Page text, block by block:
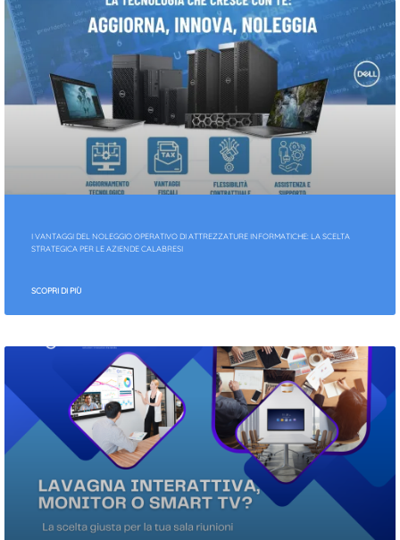
I VANTAGGI DEL NOLEGGIO OPERATIVO DI ATTREZZATURE INFORMATICHE: LA SCELTA
STRATEGICA PER LE AZIENDE CALABRESI
SCOPRI DI PIÙ